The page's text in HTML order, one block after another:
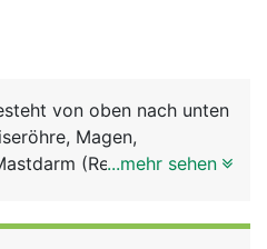
von oben nach unten
Magen,
(Rektum) und
...mehr sehen